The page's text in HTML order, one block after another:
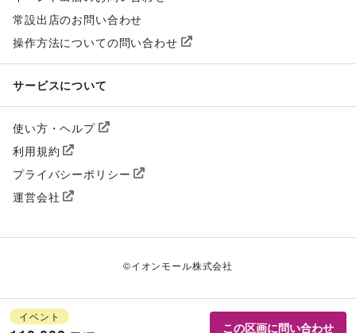
イベント
この区画に問い合わせ
常設出店のお問い合わせ
操作方法についての問い合わせ
サービスについて
使い方・ヘルプ
利用規約
プライバシーポリシー
運営会社
©イオンモール株式会社